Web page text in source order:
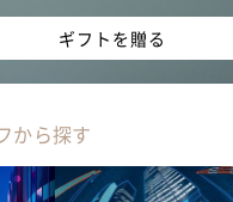
ギフトを贈る
から探す